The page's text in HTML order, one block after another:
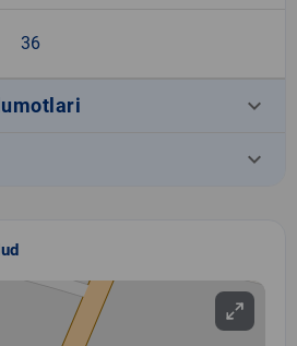
36
keyboard_arrow_down
keyboard_arrow_down